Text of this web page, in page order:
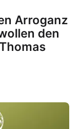
Arroganz
den